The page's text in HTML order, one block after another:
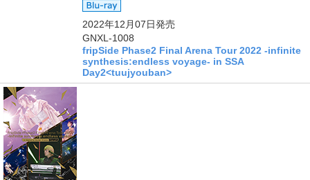
2022年12月07日発売
GNXL-1008
fripSide Phase2 Final Arena Tour 2022 -infinite
synthesis:endless voyage- in SSA
Day2<tuujyouban>